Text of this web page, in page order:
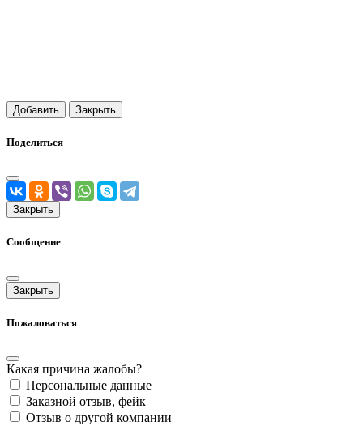
Добавить Закрыть
Поделиться
Закрыть
Сообщение
Закрыть
Пожаловаться
Какая причина жалобы?
Персональные данные
Заказной отзыв, фейк
Отзыв о другой компании